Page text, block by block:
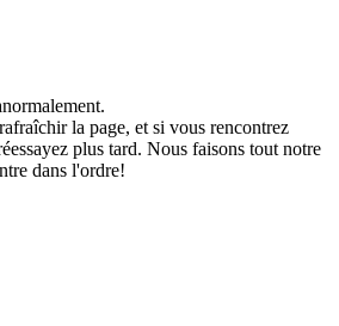
la page, et si vous rencontrez
plus tard. Nous faisons tout notre
dans l'ordre!